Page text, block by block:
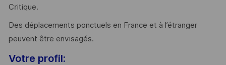
Critique.
Des déplacements ponctuels en France et à l’étranger
peuvent être envisagés.
Votre profil: